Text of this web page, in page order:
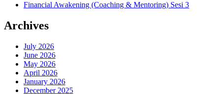
Financial Awakening (Coaching & Mentoring) Sesi 3
Archives
July 2026
June 2026
May 2026
April 2026
January 2026
December 2025